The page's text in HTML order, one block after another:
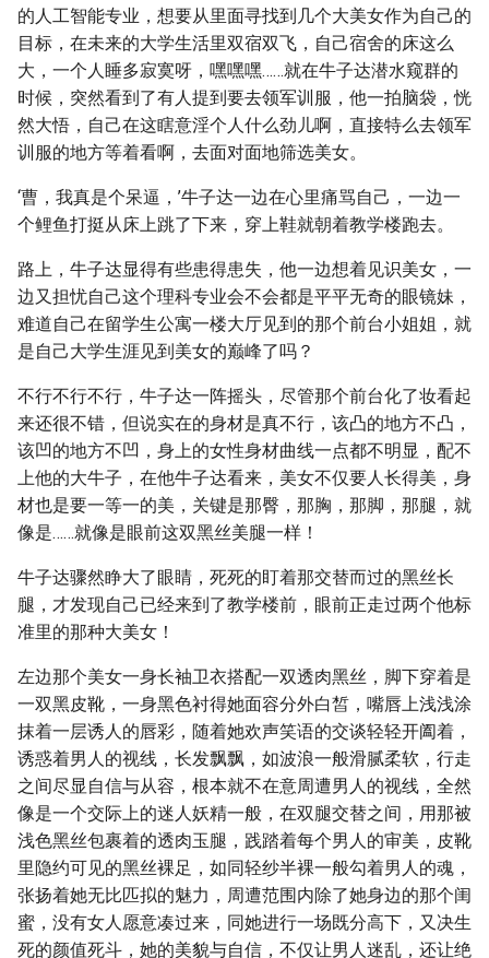
的人工智能专业，想要从里面寻找到几个大美女作为自己的
目标，在未来的大学生活里双宿双飞，自己宿舍的床这么
大，一个人睡多寂寞呀，嘿嘿嘿……就在牛子达潜水窥群的
时候，突然看到了有人提到要去领军训服，他一拍脑袋，恍
然大悟，自己在这瞎意淫个人什么劲儿啊，直接特么去领军
训服的地方等着看啊，去面对面地筛选美女。
‘曹，我真是个呆逼，’牛子达一边在心里痛骂自己，一边一
个鲤鱼打挺从床上跳了下来，穿上鞋就朝着教学楼跑去。
路上，牛子达显得有些患得患失，他一边想着见识美女，一
边又担忧自己这个理科专业会不会都是平平无奇的眼镜妹，
难道自己在留学生公寓一楼大厅见到的那个前台小姐姐，就
是自己大学生涯见到美女的巅峰了吗？
不行不行不行，牛子达一阵摇头，尽管那个前台化了妆看起
来还很不错，但说实在的身材是真不行，该凸的地方不凸，
该凹的地方不凹，身上的女性身材曲线一点都不明显，配不
上他的大牛子，在他牛子达看来，美女不仅要人长得美，身
材也是要一等一的美，关键是那臀，那胸，那脚，那腿，就
像是……就像是眼前这双黑丝美腿一样！
牛子达骤然睁大了眼睛，死死的盯着那交替而过的黑丝长
腿，才发现自己已经来到了教学楼前，眼前正走过两个他标
准里的那种大美女！
左边那个美女一身长袖卫衣搭配一双透肉黑丝，脚下穿着是
一双黑皮靴，一身黑色衬得她面容分外白皙，嘴唇上浅浅涂
抹着一层诱人的唇彩，随着她欢声笑语的交谈轻轻开阖着，
诱惑着男人的视线，长发飘飘，如波浪一般滑腻柔软，行走
之间尽显自信与从容，根本就不在意周遭男人的视线，全然
像是一个交际上的迷人妖精一般，在双腿交替之间，用那被
浅色黑丝包裹着的透肉玉腿，践踏着每个男人的审美，皮靴
里隐约可见的黑丝裸足，如同轻纱半裸一般勾着男人的魂，
张扬着她无比匹拟的魅力，周遭范围内除了她身边的那个闺
蜜，没有女人愿意凑过来，同她进行一场既分高下，又决生
死的颜值死斗，她的美貌与自信，不仅让男人迷乱，还让绝